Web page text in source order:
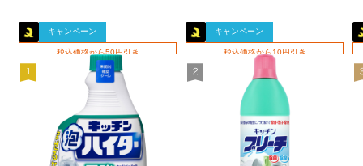
キャンペーン
税込価格から50円引き
キャンペーン
税込価格から10円引き